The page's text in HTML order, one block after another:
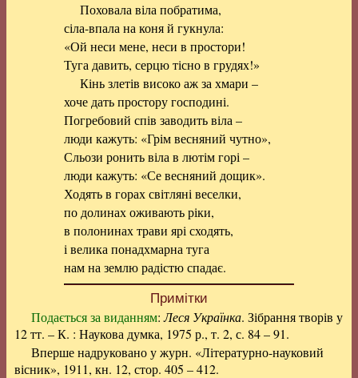
Поховала віла побратима,
сіла-впала на коня й гукнула:
«Ой неси мене, неси в простори!
Туга давить, серцю тісно в грудях!»
Кінь злетів високо аж за хмари –
хоче дать простору господині.
Погребовий спів заводить віла –
люди кажуть: «Грім весняний чутно»,
Сльози ронить віла в лютім горі –
люди кажуть: «Се весняний дощик».
Ходять в горах світляні веселки,
по долинах оживають ріки,
в полонинах трави ярі сходять,
і велика понадхмарна туга
нам на землю радістю спадає.
Примітки
Подається за виданням:Леся Українка. Зібрання творів у
12 тт. – К. : Наукова думка, 1975 р., т. 2, с. 84 – 91.
Вперше надруковано у журн. «Літературно-науковий
вісник», 1911, кн. 12, стор. 405 – 412.